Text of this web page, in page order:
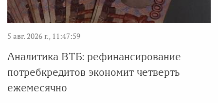
5 авг. 2026 г., 11:47:59
Аналитика ВТБ: рефинансирование
потребкредитов экономит четверть
ежемесячно